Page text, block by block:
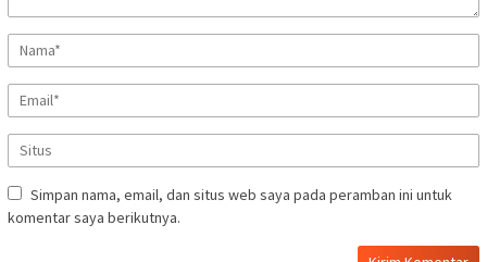
Simpan nama, email, dan situs web saya pada peramban ini untuk
komentar saya berikutnya.